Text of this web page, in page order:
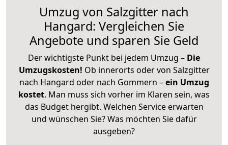
Umzug von Salzgitter nach
Hangard: Vergleichen Sie
Angebote und sparen Sie Geld
Der wichtigste Punkt bei jedem Umzug – Die
Umzugskosten! Ob innerorts oder von Salzgitter
nach Hangard oder nach Gommern –ein Umzug
kostet. Man muss sich vorher im Klaren sein, was
das Budget hergibt. Welchen Service erwarten
und wünschen Sie? Was möchten Sie dafür
ausgeben?